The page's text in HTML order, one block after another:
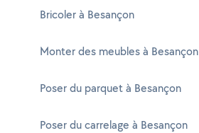
Bricoler à Besançon
Monter des meubles à Besançon
Poser du parquet à Besançon
Poser du carrelage à Besançon